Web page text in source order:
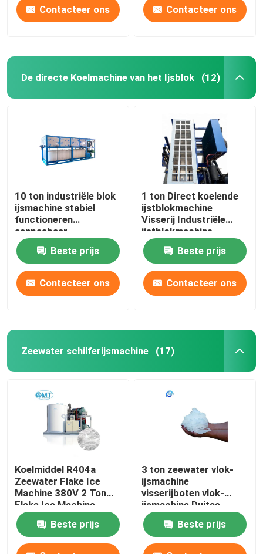
Contacteer ons Contacteer ons
De directe Koelmachine van het Ijsblok (12)
10 ton industriële blok
ijsmachine stabiel
functioneren
aanpasbaar
Beste prijs
Contacteer ons
1 ton Direct koelende
ijstblokmachine
Visserij Industriële
ijstblokmachine
Beste prijs
Contacteer ons
Zeewater schilferijsmachine (17)
Koelmiddel R404a
Zeewater Flake Ice
Machine 380V 2 Ton
Flake Ice Machine
Beste prijs
3 ton zeewater vlok-
ijsmachine
visserijboten vlok-
ijsmachine Duitse
Bitzer-compressor
Beste prijs